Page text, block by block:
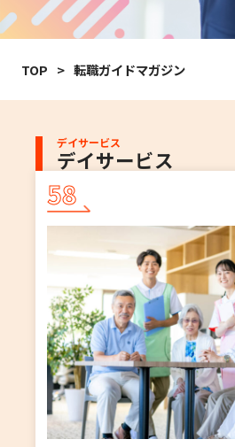
TOP 転職ガイドマガジン
デイサービス
デイサービス
58